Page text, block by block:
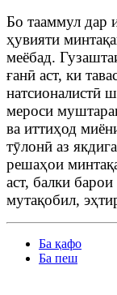
Бо тааммул дар
ҳувияти
меёбад.
ғанӣ аст, ки
натсионалистӣ
мероси
ва иттиҳод
тӯлонӣ аз
решаҳои
аст, балки
мутақобил,
Ба қафо
Ба пеш